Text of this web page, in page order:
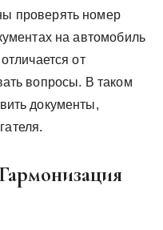
проверять номер
на автомобиль
от
вопросы. В таком
документы,